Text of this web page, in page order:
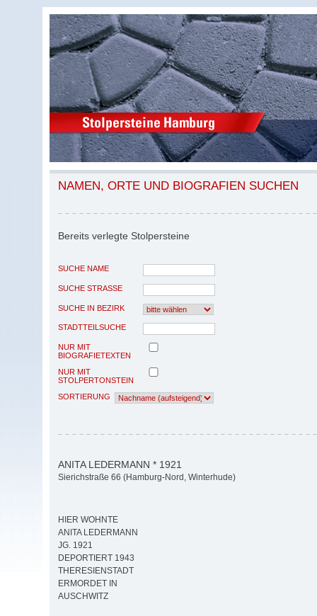
NAMEN, ORTE UND BIOGRAFIEN SUCHEN
Bereits verlegte Stolpersteine
SUCHE NAME
SUCHE STRASSE
SUCHE IN BEZIRK
STADTTEILSUCHE
NUR MIT
BIOGRAFIETEXTEN
NUR MIT
STOLPERTONSTEIN
SORTIERUNG
ANITA LEDERMANN * 1921
Sierichstraße 66 (Hamburg-Nord, Winterhude)
HIER WOHNTE
ANITA LEDERMANN
JG. 1921
DEPORTIERT 1943
THERESIENSTADT
ERMORDET IN
AUSCHWITZ